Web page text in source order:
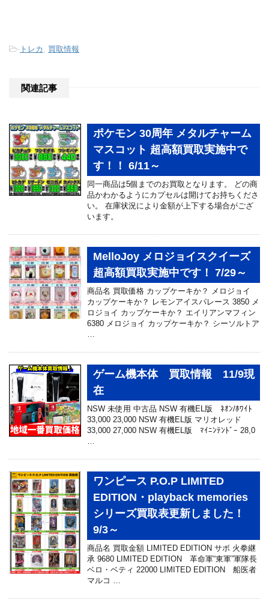
- トレカ , 買取情報
関連記事
ポケモン 30周年 メタルチャーム
マスコット 超高額買取実施中で
す！！ 6/11～
同一商品は5個までのお買取となります。 どの商
品かわかるようにカプセルは開けてお持ちくださ
い。 在庫状況により金額が上下する場合がござ
います。
MelloJoy メロジョイスクイーズ
超高額買取実施中です！ 7/29～
商品名 買取価格 カップケーキか？ メロジョイ
カップケーキか？ レモンアイスパレース 3850 メ
ロジョイ カップケーキか？ エイリアンマフィン
6380 メロジョイ カップケーキか？ シーソルトア
…
ゲーム機本体 買取情報 11/9現
在
NSW 未使用 中古品 NSW 有機EL版 ﾈｵﾝ/ﾎﾜｲﾄ
33,000 23,000 NSW 有機EL版 マリオレッド
33,000 27,000 NSW 有機EL版 ﾏｲﾆﾝﾃﾝﾄﾞｰ 28,0
…
ワンピース P.O.P LIMITED
EDITION・playback memories
シリーズ買取表更新しました！
9/3～
商品名 買取金額 LIMITED EDITION サボ 火拳継
承 9680 LIMITED EDITION 革命軍“東軍”軍隊長
ベロ・ベティ 22000 LIMITED EDITION 船医者
マルコ …